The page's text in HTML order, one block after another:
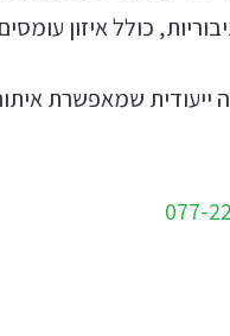
כולל איזון
ייעודית שמאפשרת
077-